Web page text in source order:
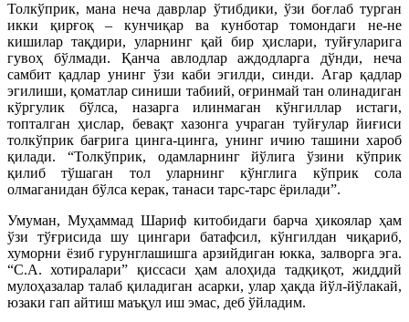
Толкўприк, мана неча даврлар ўтибдики, ўзи боғлаб турган
икки қирғоқ – кунчиқар ва кунботар томондаги не-не
кишилар тақдири, уларнинг қай бир ҳислари, туйғуларига
гувоҳ бўлмади. Қанча авлодлар аждодларга дўнди, неча
самбит қадлар унинг ўзи каби эгилди, синди. Агар қадлар
эгилиши, қоматлар синиши табиий, оғринмай тан олинадиган
кўргулик бўлса, назарга илинмаган кўнгиллар истаги,
топталган ҳислар, бевақт хазонга учраган туйғулар йиғиси
толкўприк бағрига цинга-цинга, унинг ичию ташини хароб
қилади. “Толкўприк, одамларнинг йўлига ўзини кўприк
қилиб тўшаган тол уларнинг кўнглига кўприк сола
олмаганидан бўлса керак, танаси тарс-тарс ёрилади”.
Умуман, Муҳаммад Шариф китобидаги барча ҳикоялар ҳам
ўзи тўғрисида шу цингари батафсил, кўнгилдан чиқариб,
хуморни ёзиб гурунглашишга арзийдиган юкка, залворга эга.
“С.А. хотиралари” қиссаси ҳам алоҳида тадқиқот, жиддий
мулоҳазалар талаб қиладиган асарки, улар ҳақда йўл-йўлакай,
юзаки гап айтиш маъқул иш эмас, деб ўйладим.